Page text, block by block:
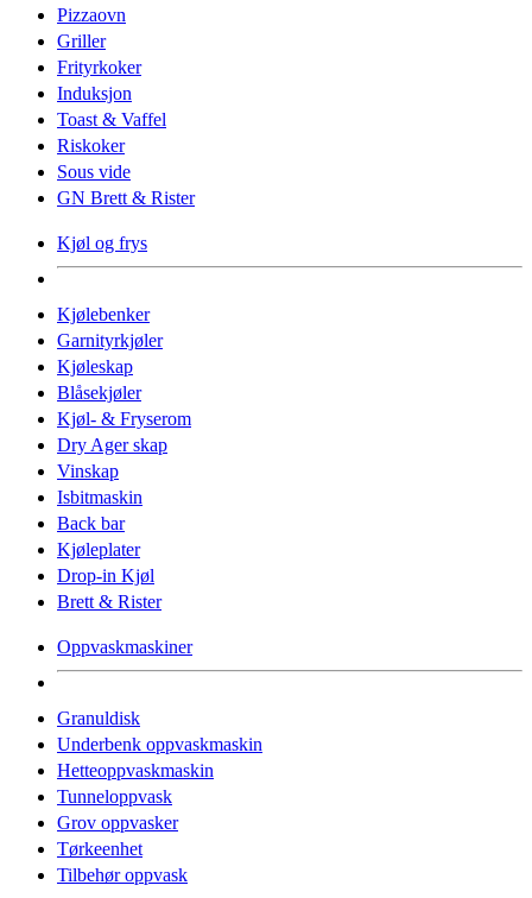
Pizzaovn
Griller
Frityrkoker
Induksjon
Toast & Vaffel
Riskoker
Sous vide
GN Brett & Rister
Kjøl og frys
Kjølebenker
Garnityrkjøler
Kjøleskap
Blåsekjøler
Kjøl- & Fryserom
Dry Ager skap
Vinskap
Isbitmaskin
Back bar
Kjøleplater
Drop-in Kjøl
Brett & Rister
Oppvaskmaskiner
Granuldisk
Underbenk oppvaskmaskin
Hetteoppvaskmaskin
Tunneloppvask
Grov oppvasker
Tørkeenhet
Tilbehør oppvask